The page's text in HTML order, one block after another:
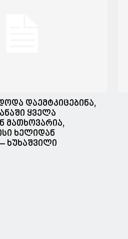
დაემტკიცებინა,
ყველა
მათხოვარია,
ხელიდან
ხუხაშვილი